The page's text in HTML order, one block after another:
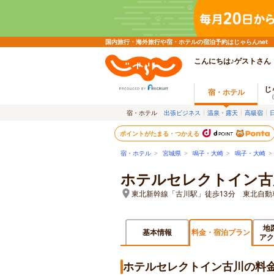
国内旅行・海外旅行や宿・ホテルの宿泊予約はじゃらんnet
こんにちは♪ゲストさん
宿・ホテル じ
宿・ホテル 出張ビジネス 温泉・露天 高級宿
ポイントがたまる・つかえる
宿・ホテル > 宮城県 > 鳴子・大崎 > 鳴子・大崎
ホテルセレクトイン
東北新幹線「古川駅」徒歩13分 東北自動
基本情報 料金・宿泊プラン
地
ア
ホテルセレクトイン古川の料